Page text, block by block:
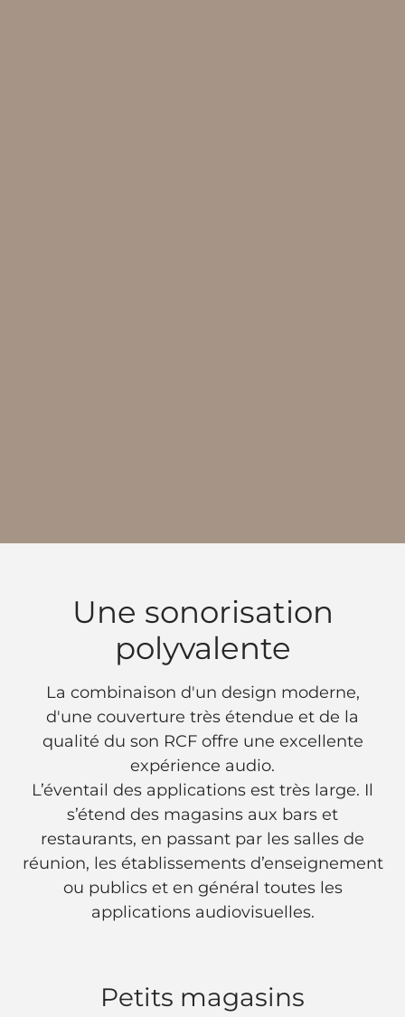
Une sonorisation
polyvalente
La combinaison d'un design moderne,
d'une couverture très étendue et de la
qualité du son RCF offre une excellente
expérience audio.
L’éventail des applications est très large. Il
s’étend des magasins aux bars et
restaurants, en passant par les salles de
réunion, les établissements d’enseignement
ou publics et en général toutes les
applications audiovisuelles.
Petits magasins